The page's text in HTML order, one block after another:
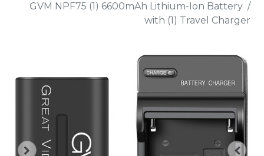
GVM NPF75 (1) 6600mAh Lithium-Ion Battery
with (1) Travel Charger